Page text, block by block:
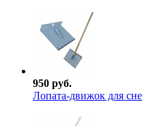
950 руб.
Лопата-движок для